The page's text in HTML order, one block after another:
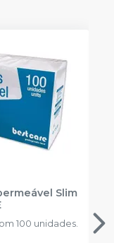
Slim
100 unidades.